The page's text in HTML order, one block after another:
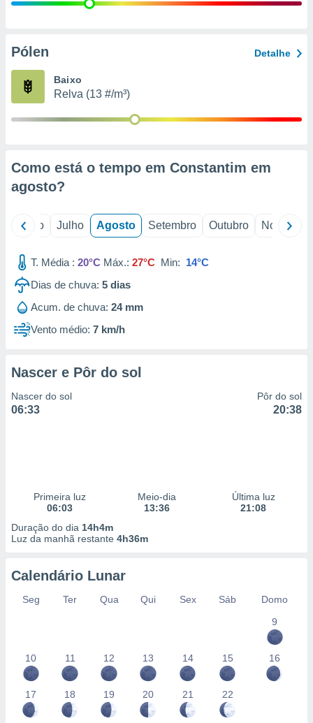
e
de
Pólen Detalhe
Baixo
Relva (13 #/m³)
Como está o tempo em Constantim em
agosto?
Junho Julho Agosto Setembro Outubro Novembro
T. Média : 20°C Máx.: 27°C Min: 14°C
Dias de chuva: 5 dias
Acum. de chuva: 24 mm
Vento médio: 7 km/h
Nascer e Pôr do sol
Nascer do sol
06:33
Pôr do sol
20:38
Primeira luz
06:03
Meio-dia
13:36
Última luz
21:08
Duração do dia 14h4m
Luz da manhã restante 4h36m
Calendário Lunar
Seg Ter Qua Qui Sex Sáb
Domo
9
10 11 12 13 14 15 16
17 18 19 20 21 22